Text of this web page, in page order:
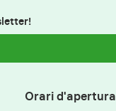
Orari d'apertura